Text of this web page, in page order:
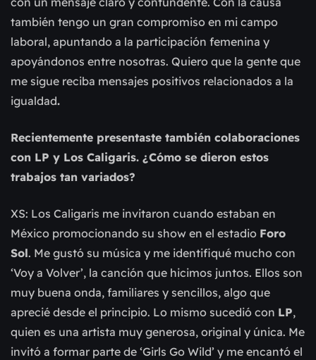
también tengo un gran compromiso en mi campo
laboral, apuntando a la participación femenina y
apoyándonos entre nosotras. Quiero que la gente que
me sigue reciba mensajes positivos relacionados a la
igualdad.
Recientemente presentaste también colaboraciones
con LP y Los Caligaris. ¿Cómo se dieron estos
trabajos tan variados?
XS: Los Caligaris me invitaron cuando estaban en
México promocionando su show en el estadio Foro
Sol. Me gustó su música y me identifiqué mucho con
‘Voy a Volver’, la canción que hicimos juntos. Ellos son
muy buena onda, familiares y sencillos, algo que
aprecié desde el principio. Lo mismo sucedió con LP,
quien es una artista muy generosa, original y única. Me
invitó a formar parte de ‘Girls Go Wild’ y me encantó el